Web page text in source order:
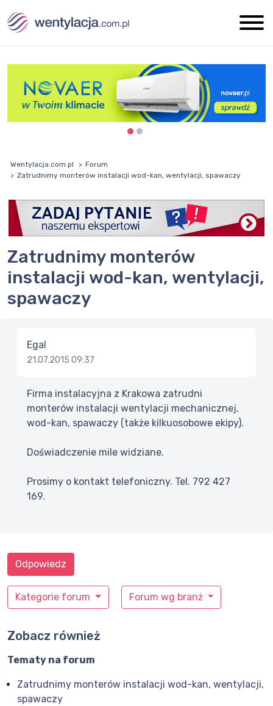
Wentylacja.com.pl
Forum
Zatrudnimy monterów instalacji wod-kan, wentylacji, spawaczy
Zatrudnimy monterów
instalacji wod-kan, wentylacji,
spawaczy
Egal
21.07.2015 09:37
Firma instalacyjna z Krakowa zatrudni
monterów instalacji wentylacji mechanicznej,
wod-kan, spawaczy (także kilkuosobowe ekipy).
Doświadczenie mile widziane.
Prosimy o kontakt telefoniczny. Tel. 792 427
169.
Kategorie forum Forum wg branż
Odpowiedz
Zobacz również
Tematy na forum
Zatrudnimy monterów instalacji wod-kan, wentylacji,
spawaczy